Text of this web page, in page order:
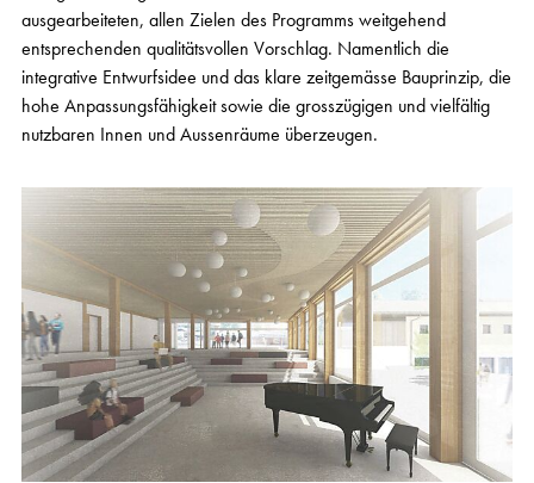
ausgearbeiteten, allen Zielen des Programms weitgehend
entsprechenden qualitätsvollen Vorschlag. Namentlich die
integrative Entwurfsidee und das klare zeitgemässe Bauprinzip, die
hohe Anpassungsfähigkeit sowie die grosszügigen und vielfältig
nutzbaren Innen und Aussenräume überzeugen.